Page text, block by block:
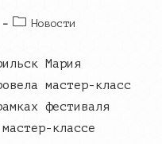
PostНовости
Мария
мастер-класс
фестиваля
классе